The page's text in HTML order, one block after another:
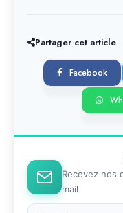
Partager cet article
Facebook
Recevez nos
mail